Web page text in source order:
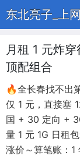
东北亮子_上
月租 1 元炸
顶配组合
🔥全长春找不出
仅 1 元，直接塞
国 + 30 定向 +
量 1 元 1G 日租
涨价～算笔账：1